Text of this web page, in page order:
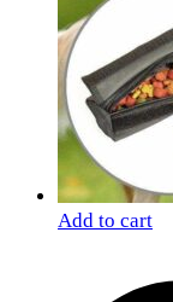
Add to cart